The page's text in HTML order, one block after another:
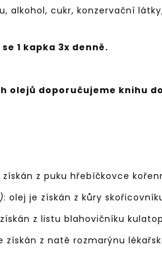
alkohol, cukr, konzervační
1 kapka 3x denně.
olejů doporučujeme knihu
získán z puku hřebíčkovce
: olej je získán z kůry
z listu blahovičníku
získán z natě rozmarýnu